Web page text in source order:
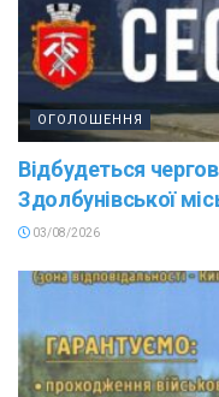
ОГОЛОШЕННЯ
Відбудеться
Здолбунівської
03/08/2026